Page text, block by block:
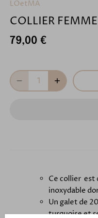
LOetMA
COLLIER
79,00 €
Ce collier est
inoxydable
Un galet de
turquoise et